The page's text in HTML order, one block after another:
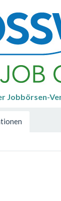
Jobbörsen-